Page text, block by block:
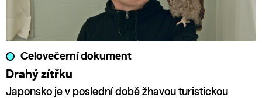
Celovečerní dokument
Drahý zítřku
Japonsko je v poslední době žhavou turistickou